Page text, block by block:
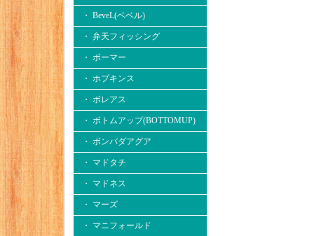
・ BeveL(ベベル)
・ 弁天フィッシング
・ ボーマー
・ ホプキンス
・ ボレアス
・ ボトムアップ(BOTTOMUP)
・ ボンバダアグア
・ マドタチ
・ マドネス
・ マーズ
・ マニフォールド